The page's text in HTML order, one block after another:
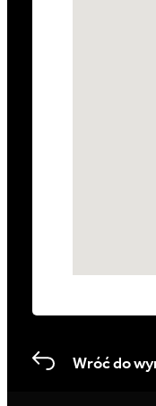
Wróć do